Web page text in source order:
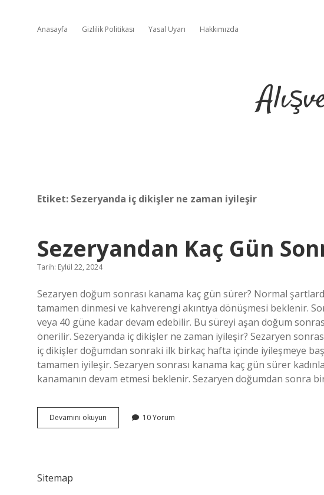
Anasayfa Gizlilik Politikası Yasal Uyarı Hakkımızda
Etiket: Sezeryanda iç dikişler ne zaman iyileşir
Sezeryandan Kaç Gün
Tarih: Eylül 22, 2024
Sezaryen doğum sonrası kanama kaç gün sürer? Normal
tamamen dinmesi ve kahverengi akıntıya dönüşmesi beklenir.
veya 40 güne kadar devam edebilir. Bu süreyi aşan doğum
önerilir. Sezeryanda iç dikişler ne zaman iyileşir? Sezaryen
iç dikişler doğumdan sonraki ilk birkaç hafta içinde iyileşmeye
tamamen iyileşir. Sezaryen sonrası kanama kaç gün sürer
kanamanın devam etmesi beklenir. Sezaryen doğumdan sonra
Devamını okuyun Sezeryandan
Kaç
10 Yorum
Sitemap